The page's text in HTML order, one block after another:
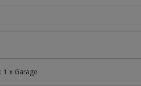
: 1 x Garage